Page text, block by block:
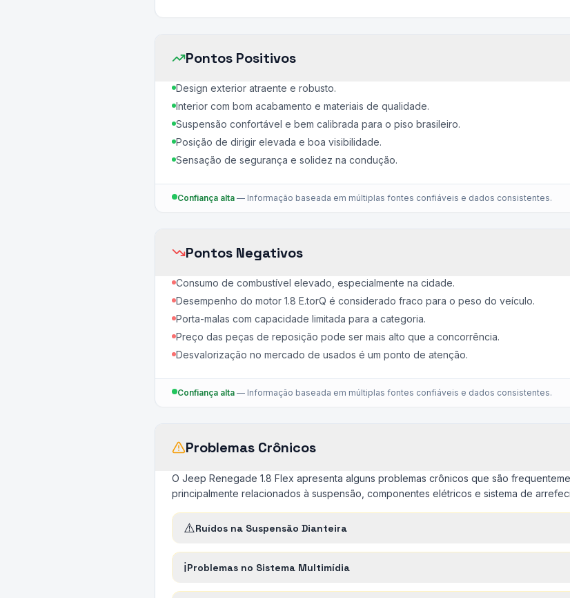
Pontos Positivos
Design exterior atraente e robusto.
Interior com bom acabamento e materiais de qualidade.
Suspensão confortável e bem calibrada para o piso brasileiro.
Posição de dirigir elevada e boa visibilidade.
Sensação de segurança e solidez na condução.
Confiança alta — Informação baseada em múltiplas fontes confiáveis e dados consistentes.
Pontos Negativos
Consumo de combustível elevado, especialmente na cidade.
Desempenho do motor 1.8 E.torQ é considerado fraco para o peso do veículo.
Porta-malas com capacidade limitada para a categoria.
Preço das peças de reposição pode ser mais alto que a concorrência.
Desvalorização no mercado de usados é um ponto de atenção.
Confiança alta — Informação baseada em múltiplas fontes confiáveis e dados consistentes.
Problemas Crônicos
O Jeep Renegade 1.8 Flex apresenta alguns problemas crônicos que são
principalmente relacionados à suspensão, componentes elétricos e sistema de
⚠️Ruídos na Suspensão Dianteira
ℹ️Problemas no Sistema Multimídia